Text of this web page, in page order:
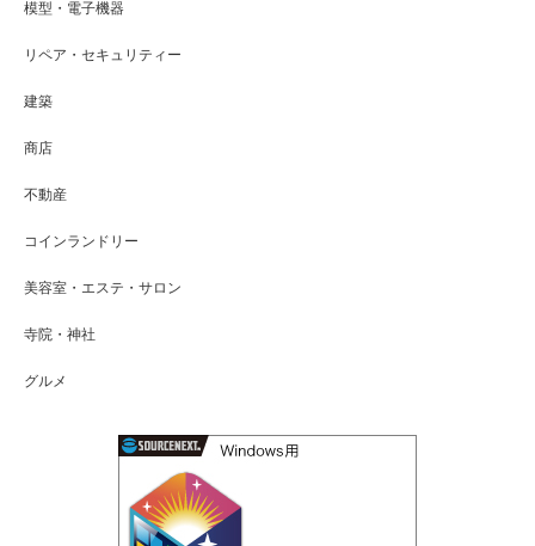
模型・電子機器
リペア・セキュリティー
建築
商店
不動産
コインランドリー
美容室・エステ・サロン
寺院・神社
グルメ